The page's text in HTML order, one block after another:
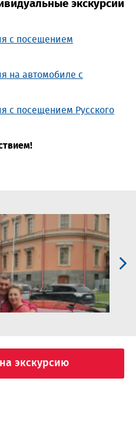
экскурсии
с посещением
на автомобиле с
с посещением Русского
экскурсию